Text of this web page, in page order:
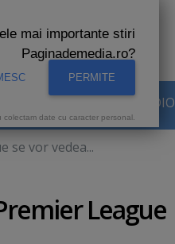
AUDIENTE RADIO
se vor vedea...
League
mai importante stiri
Paginademedia.ro?
PERMITE
colectam date cu caracter personal.